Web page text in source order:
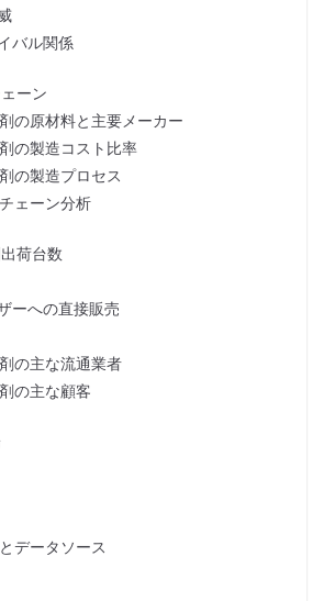
バル関係
ーン
の原材料と主要メーカー
の製造コスト比率
の製造プロセス
ェーン分析
荷台数
ーへの直接販売
の主な流通業者
の主な顧客
データソース